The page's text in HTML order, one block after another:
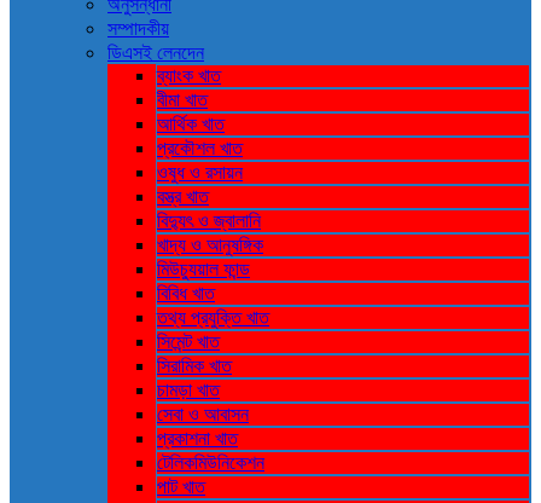
অনুসন্ধানী
সম্পাদকীয়
ডিএসই লেনদেন
ব্যাংক খাত
বীমা খাত
আর্থিক খাত
প্রকৌশল খাত
ওষুধ ও রসায়ন
বস্ত্র খাত
বিদ্যুৎ ও জ্বালানি
খাদ্য ও আনুষঙ্গিক
মিউচ্যুয়াল ফান্ড
বিবিধ খাত
তথ্য প্রযুক্তি খাত
সিমেন্ট খাত
সিরামিক খাত
চামড়া খাত
সেবা ও আবাসন
প্রকাশনা খাত
টেলিকমিউনিকেশন
পাট খাত